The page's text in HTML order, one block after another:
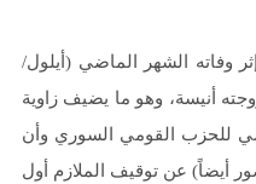
وفاته الشهر الماضي (أيلول/
أنيسة، وهو ما يضيف زاوية
للحزب القومي السوري وأن
أيضاً) عن توقيف الملازم أول